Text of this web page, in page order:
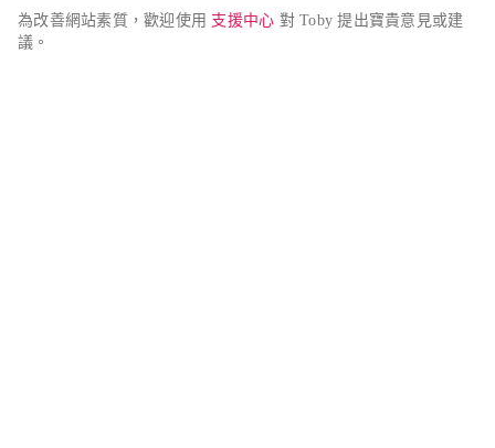
為改善網站素質，歡迎使用 支援中心 對 Toby 提出寶貴意見或建
議。